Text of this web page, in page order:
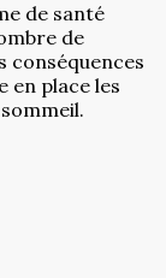
de santé
de
conséquences
en place les